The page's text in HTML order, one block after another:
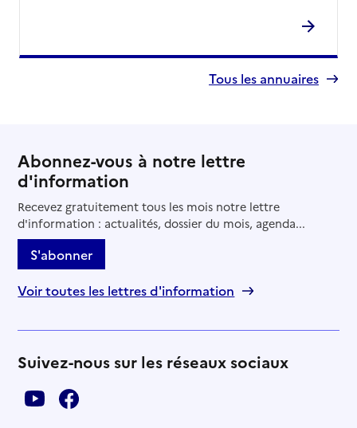
Tous les annuaires
Abonnez-vous à notre lettre
d'information
Recevez gratuitement tous les mois notre lettre
d'information : actualités, dossier du mois, agenda...
S'abonner
Voir toutes les lettres d'information
Suivez-nous sur les réseaux sociaux